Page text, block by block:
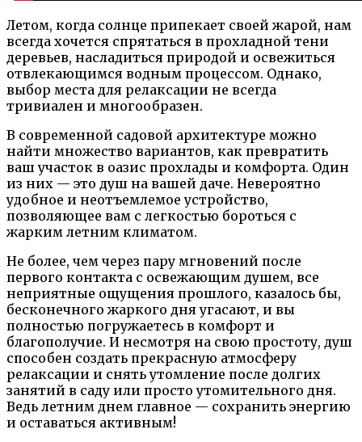
Летом, когда солнце припекает своей жарой, нам
всегда хочется спрятаться в прохладной тени
деревьев, насладиться природой и освежиться
отвлекающимся водным процессом. Однако,
выбор места для релаксации не всегда
тривиален и многообразен.
В современной садовой архитектуре можно
найти множество вариантов, как превратить
ваш участок в оазис прохлады и комфорта. Один
из них — это душ на вашей даче. Невероятно
удобное и неотъемлемое устройство,
позволяющее вам с легкостью бороться с
жарким летним климатом.
Не более, чем через пару мгновений после
первого контакта с освежающим душем, все
неприятные ощущения прошлого, казалось бы,
бесконечного жаркого дня угасают, и вы
полностью погружаетесь в комфорт и
благополучие. И несмотря на свою простоту, душ
способен создать прекрасную атмосферу
релаксации и снять утомление после долгих
занятий в саду или просто утомительного дня.
Ведь летним днем главное — сохранить энергию
и оставаться активным!